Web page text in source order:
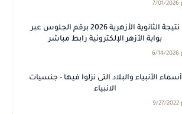
7/01/2026
نتيجة الثانوية الأزهرية 2026 برقم الجلوس عبر
بوابة الأزهر الإلكترونية رابط مباشر
6/14/2026
أسماء الأنبياء والبلاد التى نزلوا فيها - جنسيات
الانبياء
9/27/2022